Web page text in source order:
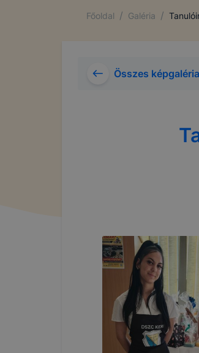
Főoldal / Galéria /
Összes képgaléria